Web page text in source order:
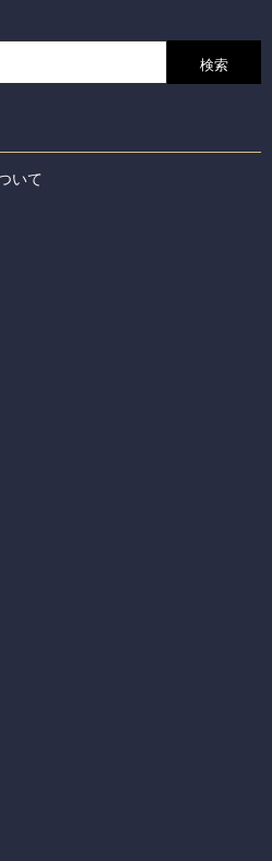
いて